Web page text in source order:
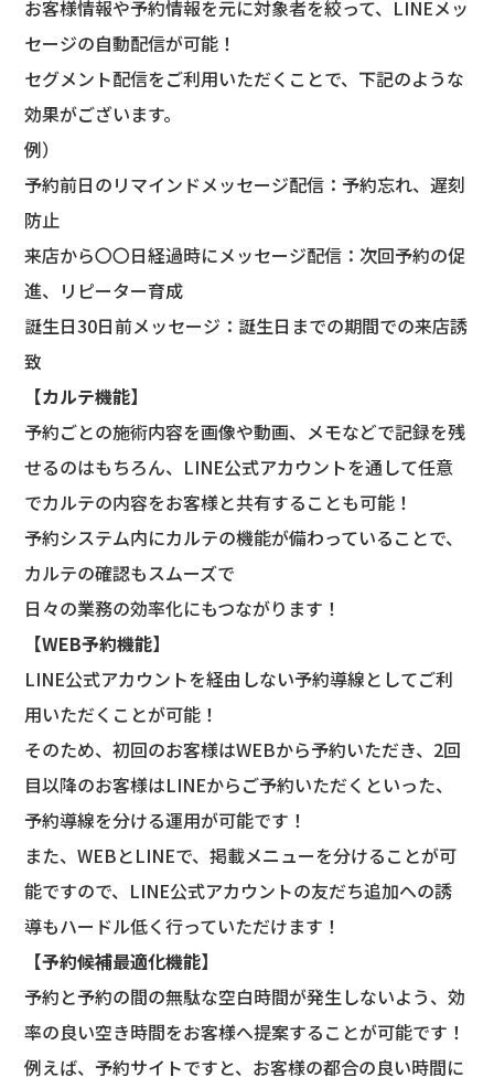
お客様情報や予約情報を元に対象者を絞って、LINEメッ
セージの自動配信が可能！
セグメント配信をご利用いただくことで、下記のような
効果がございます。
例）
予約前日のリマインドメッセージ配信：予約忘れ、遅刻
防止
来店から〇〇日経過時にメッセージ配信：次回予約の促
進、リピーター育成
誕生日30日前メッセージ：誕生日までの期間での来店誘
致
【カルテ機能】
予約ごとの施術内容を画像や動画、メモなどで記録を残
せるのはもちろん、LINE公式アカウントを通して任意
でカルテの内容をお客様と共有することも可能！
予約システム内にカルテの機能が備わっていることで、
カルテの確認もスムーズで
日々の業務の効率化にもつながります！
【WEB予約機能】
LINE公式アカウントを経由しない予約導線としてご利
用いただくことが可能！
そのため、初回のお客様はWEBから予約いただき、2回
目以降のお客様はLINEからご予約いただくといった、
予約導線を分ける運用が可能です！
また、WEBとLINEで、掲載メニューを分けることが可
能ですので、LINE公式アカウントの友だち追加への誘
導もハードル低く行っていただけます！
【予約候補最適化機能】
予約と予約の間の無駄な空白時間が発生しないよう、効
率の良い空き時間をお客様へ提案することが可能です！
例えば、予約サイトですと、お客様の都合の良い時間に